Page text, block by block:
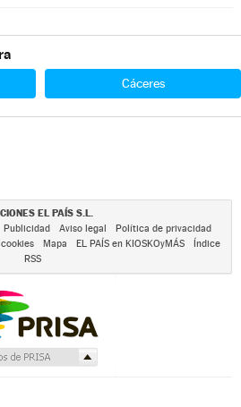
Cáceres
EL PAÍS S.L.
Publicidad Aviso legal
Política de privacidad
Mapa EL PAÍS en KIOSKOyMÁS
Índice
RSS